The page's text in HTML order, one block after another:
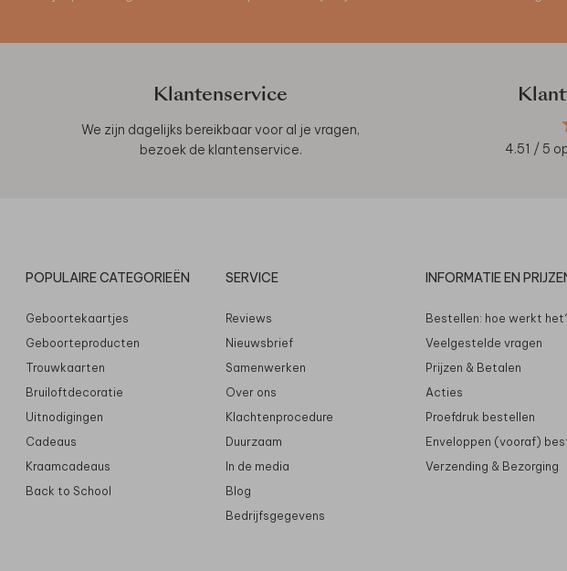
Klantenservice
We zijn dagelijks bereikbaar voor al je vragen,
bezoek de klantenservice. 4.51 / 5
POPULAIRE CATEGORIEËN
Geboortekaartjes
Geboorteproducten
Trouwkaarten
Bruiloftdecoratie
Uitnodigingen
Cadeaus
Kraamcadeaus
Back to School
SERVICE
Reviews
Nieuwsbrief
Samenwerken
Over ons
Klachtenprocedure
Duurzaam
In de media
Blog
Bedrijfsgegevens
INFORMATIE EN
Bestellen: hoe werkt
Veelgestelde vragen
Prijzen & Betalen
Acties
Proefdruk bestellen
Enveloppen (vooraf)
Verzending & Bezorging